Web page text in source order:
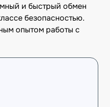
и быстрый обмен
безопасностью.
опытом работы с